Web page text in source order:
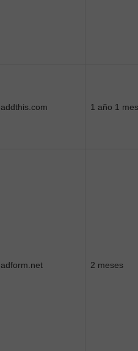
.addthis.com 1 año 1 mes
.adform.net 2 meses